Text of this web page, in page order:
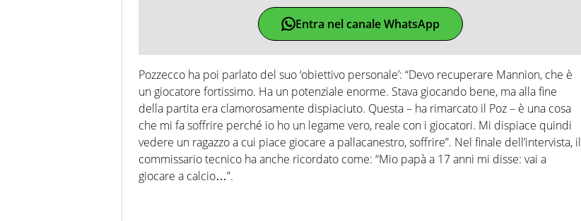
Entra nel canale WhatsApp
Pozzecco ha poi parlato del suo ‘obiettivo personale’: “Devo recuperare Mannion, che è
un giocatore fortissimo. Ha un potenziale enorme. Stava giocando bene, ma alla fine
della partita era clamorosamente dispiaciuto. Questa – ha rimarcato il Poz – è una cosa
che mi fa soffrire perché io ho un legame vero, reale con i giocatori. Mi dispiace quindi
vedere un ragazzo a cui piace giocare a pallacanestro, soffrire”. Nel finale dell’intervista, il
commissario tecnico ha anche ricordato come: “Mio papà a 17 anni mi disse: vai a
giocare a calcio…”.